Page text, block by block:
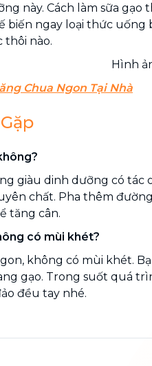
này. Cách làm sữa gạo
biến ngay loại thức uống
nào.
Hình
Chua Ngon Tại Nhà
giàu dinh dưỡng có tác
chất. Pha thêm
tăng cân.
có mùi khét?
không có mùi khét.
gạo. Trong suốt quá
đều tay nhé.